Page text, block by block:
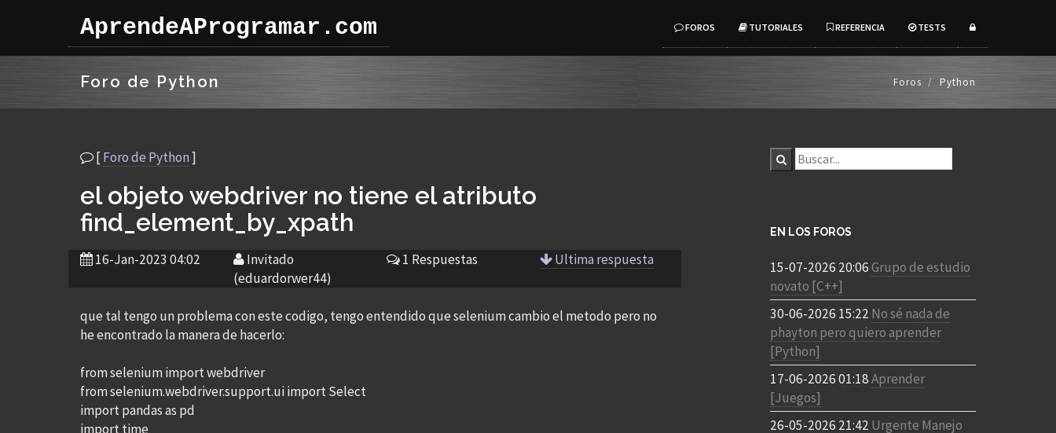
AprendeAProgramar.com FOROS TUTORIALES REFERENCIA TESTS
Foro de Python Foros Python
[Foro de Python]
el objeto webdriver no tiene el atributo
find_element_by_xpath
16-Jan-2023 04:02
Invitado
(eduardorwer44)
1 Respuestas Ultima respuesta
que tal tengo un problema con este codigo, tengo entendido que selenium cambio el metodo pero no
he encontrado la manera de hacerlo:
from selenium import webdriver
from selenium.webdriver.support.ui import Select
import pandas as pd
import time
EN LOS FOROS
15-07-2026 20:06Grupo de estudio
novato [C++]
30-06-2026 15:22 No sé nada de
phayton pero quiero aprender
[Python]
17-06-2026 01:18Aprender
[Juegos]
26-05-2026 21:42 Urgente Manejo